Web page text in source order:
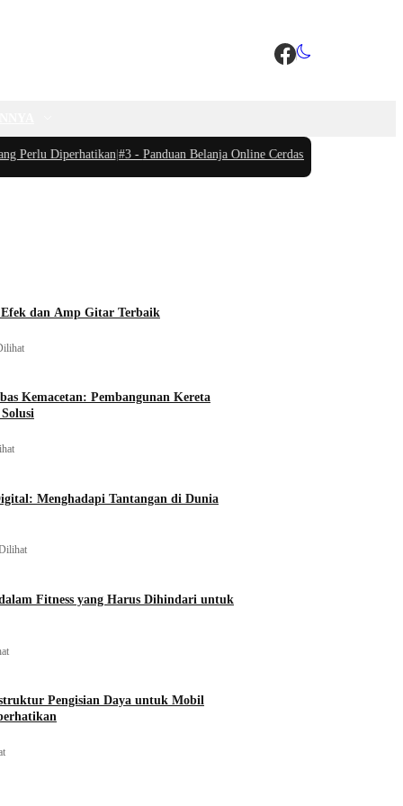
Diperhatikan|#3 - Panduan Belanja Online Cerdas: Pilih Produk dengan
dan Amp Gitar Terbaik
Kemacetan: Pembangunan Kereta
Menghadapi Tantangan di Dunia
Fitness yang Harus Dihindari untuk
Pengisian Daya untuk Mobil